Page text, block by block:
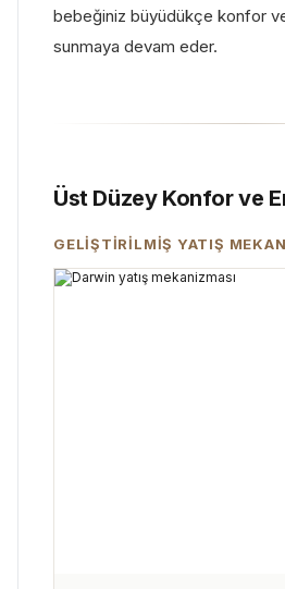
bebeğiniz büyüdükçe konfor
sunmaya devam eder.
Üst Düzey Konfor ve
GELİŞTİRİLMİŞ YATIŞ